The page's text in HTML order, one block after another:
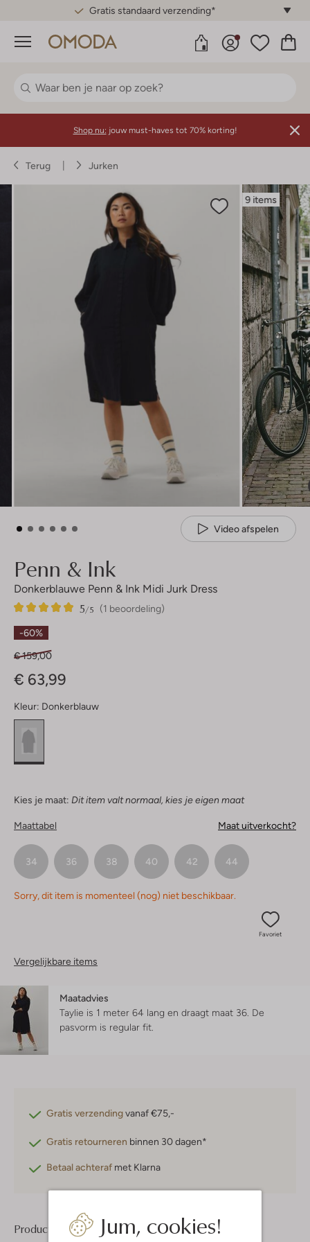
Gratis standaard verzending*
Menu
Jum, cookies!
Shop nu: jouw must-haves tot 70% korting!
Terug Jurken
9 items
Video afspelen
Penn & Ink
Donkerblauwe Penn & Ink Midi Jurk Dress
(1 beoordeling)
5/5
1
5
Sterren
-60%
€ 159,00
€ 63,99
Kleur: Donkerblauw
Kies je maat: Dit item valt normaal, kies je eigen maat
Maattabel Maat uitverkocht?
34 36 38 40 42 44
Sorry, dit item is momenteel (nog) niet beschikbaar.
Favoriet
Vergelijkbare items
Maatadvies
Taylie is 1 meter 64 lang en draagt maat 36. De
pasvorm is regular fit
Gratis verzendingvanaf €75,-
Gratis retourneren binnen 30 dagen*
Betaal achteraf met Klarna
Product informatie